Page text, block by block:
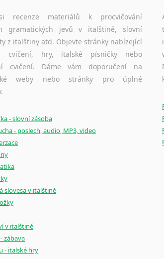
recenze materiálů k procvičování
gramatických jevů v italštině, slovní
z italštiny atd. Objevte stránky nabízející
cvičení, hry, italské písničky nebo
cvičení. Dáme vám doporučení na
weby nebo stránky pro úplné
- slovní zásoba
- poslech, audio, MP3, video
slovesa v italštině
v italštině
zábava
- italské hry